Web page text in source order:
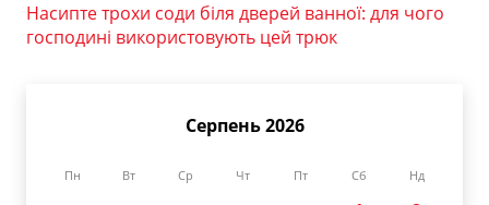
Насипте трохи соди біля дверей ванної: для чого
господині використовують цей трюк
Серпень 2026
Пн Вт Ср Чт Пт Сб Нд